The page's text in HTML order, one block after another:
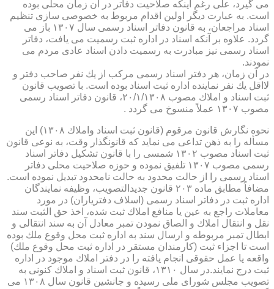
می گیرد، علی رغم اینكه صلاحیت دفاتر در آن زمان محلی بوده
است. به عبارت دیگر اولین اقدام مربوط به خصوصی سازی تنظیم
اسناد مراجعان، به قانون دفاتر اسناد رسمی سال ۱۳۰۷ باز می
گردد. علاوه بر آنكه اسناد در اداره ثبت رسمیت می یافت، دفاتر
اسناد رسمی نیز مبادرت به رسمیت دادن اسناد عادی مردم می
نمودند.
در آن زمان، هر دفتر اسناد رسمی مركب از یك نفر صاحب دفتر و
لااقل یك نفر نماینده اداره ثبت اسناد بوده است. با تصویب قانون
ثبت اسناد و املاك مصوب ۲۰/۱/۱۳۰۸، قانون دفاتر اسناد رسمی
مصوب ۱۳۰۷ عملاً منسوخ می گردد .
نحوه نگارش قانون مرقوم (قانون ثبت اسناد واملاك ۱۳۰۸) این
مسأله را به ذهن تداعی می نماید كه قانونگذار وقت، به نوعی قانون
ثبت اسناد مصوب ۱۳۰۲ شمسی را با قانون تشكیل دفاتر اسناد
رسمی مصوب ۱۳۰۷ تلفیق نموده و حوزه صلاحیت محلی دفاتر
اسناد رسمی را از حالت محدود به حالت نامحدود تبدیل نموده است.
مضافاً مطابق ماده ۲۰۳ قانون جدیدالتصویب، وظیفه نمایندگان
اداره ثبت در دفاتر اسناد رسمی (اسلاف دفتریاران) در مورد
معاملات راجع به عین یا منافع املاك ثبت شده، اخذ حق الثبت سند
نقل و انتقال املاك و الصاق نمودن تمبر معادل آن به سند انتقالی و
ابطال تمبر مربوطه و ارسال سند به اداره ثبت محل وقوع ملك بوده
است تا اجزاء ثبت (كارمندان مستقر در اداره ثبت محل وقوع ملك)
واقعه یا عمل حقوقی انجام یافته را در دفتر املاك موجود در اداره
ثبت درج نمایند.در سال ۱۳۱۰، قانون ثبت اسناد و املاك كنونی به
تصویب مجلس شورای ملی رسیده و جانشین قانون سال ۱۳۰۸ می